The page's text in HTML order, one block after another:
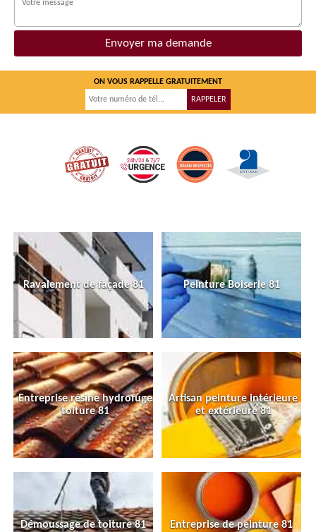
ON VOUS RAPPELLE GRATUITEMENT
Ravalement de façade 81 Peinture Boiserie 81
Entreprise résine hydrofuge
toiture 81
Artisan peinture intérieure
et extérieure 81
Démoussage de toiture 81 Entreprise de peinture 81